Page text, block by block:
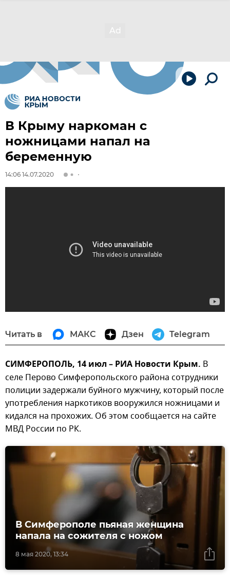
В Крыму наркоман с
ножницами напал на
беременную
14:06 14.07.2020
Читать в МАКС Дзен Telegram
СИМФЕРОПОЛЬ, 14 июл – РИА Новости Крым. В
селе Перово Симферопольского района сотрудники
полиции задержали буйного мужчину, который после
употребления наркотиков вооружился ножницами и
кидался на прохожих. Об этом сообщается на сайте
МВД России по РК.
8 мая 2020, 13:34
В Симферополе пьяная женщина
напала на сожителя с ножом